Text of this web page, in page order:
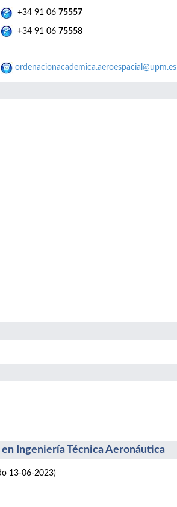
+34 91 06 75557
+34 91 06 75558
ordenacionacademica.aeroespacial@upm.es
Ingeniería Técnica Aeronáutica
13-06-2023)